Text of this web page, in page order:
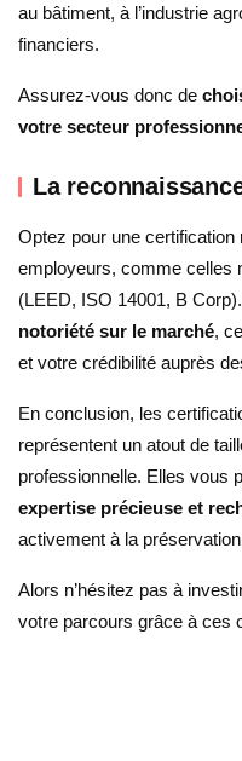
au bâtiment, à l’industrie
financiers.
Assurez-vous donc de
votre secteur
La
Optez pour une
employeurs, comme celles
(LEED, ISO 14001, B
notoriété sur le marché,
et votre crédibilité auprès
En conclusion, les
représentent un atout de
professionnelle. Elles vous
expertise précieuse et
activement à la
Alors n’hésitez pas à
votre parcours grâce à ces